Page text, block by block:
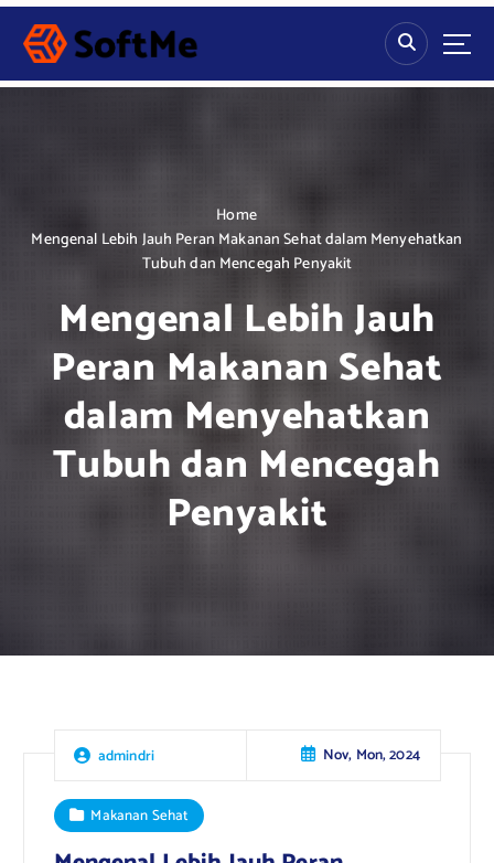
S
p
Home
Mengenal Lebih Jauh Peran Makanan Sehat dalam Menyehatkan
Tubuh dan Mencegah Penyakit
Mengenal Lebih Jauh
Peran Makanan Sehat
dalam Menyehatkan
Tubuh dan Mencegah
Penyakit
admindri Nov, Mon, 2024
Makanan Sehat